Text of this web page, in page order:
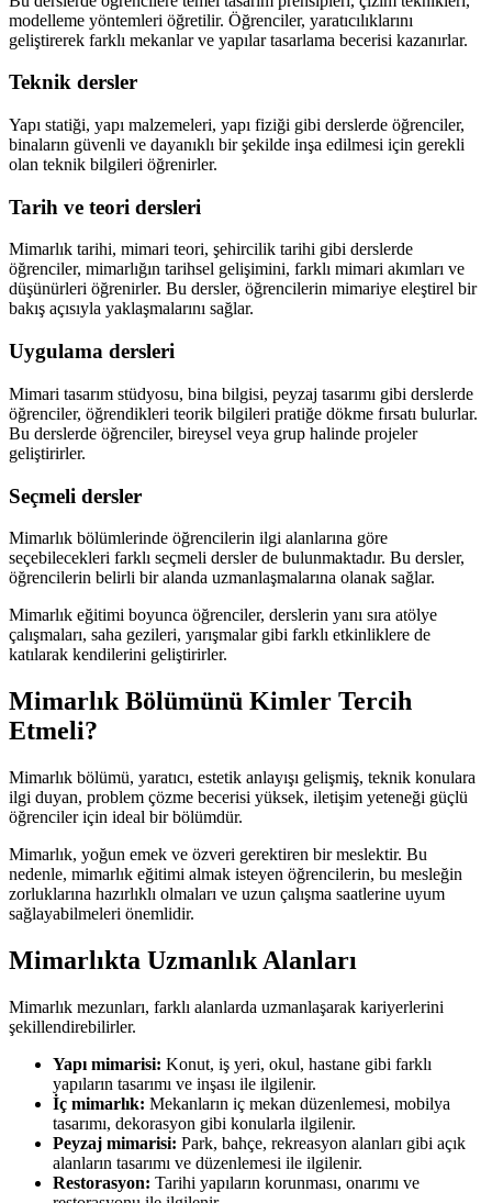
modelleme yöntemleri öğretilir. Öğrenciler, yaratıcılıklarını
geliştirerek farklı mekanlar ve yapılar tasarlama becerisi kazanırlar.
Teknik dersler
Yapı statiği, yapı malzemeleri, yapı fiziği gibi derslerde öğrenciler,
binaların güvenli ve dayanıklı bir şekilde inşa edilmesi için gerekli
olan teknik bilgileri öğrenirler.
Tarih ve teori dersleri
Mimarlık tarihi, mimari teori, şehircilik tarihi gibi derslerde
öğrenciler, mimarlığın tarihsel gelişimini, farklı mimari akımları ve
düşünürleri öğrenirler. Bu dersler, öğrencilerin mimariye eleştirel bir
bakış açısıyla yaklaşmalarını sağlar.
Uygulama dersleri
Mimari tasarım stüdyosu, bina bilgisi, peyzaj tasarımı gibi derslerde
öğrenciler, öğrendikleri teorik bilgileri pratiğe dökme fırsatı bulurlar.
Bu derslerde öğrenciler, bireysel veya grup halinde projeler
geliştirirler.
Seçmeli dersler
Mimarlık bölümlerinde öğrencilerin ilgi alanlarına göre
seçebilecekleri farklı seçmeli dersler de bulunmaktadır. Bu dersler,
öğrencilerin belirli bir alanda uzmanlaşmalarına olanak sağlar.
Mimarlık eğitimi boyunca öğrenciler, derslerin yanı sıra atölye
çalışmaları, saha gezileri, yarışmalar gibi farklı etkinliklere de
katılarak kendilerini geliştirirler.
Mimarlık Bölümünü Kimler Tercih
Etmeli?
Mimarlık bölümü, yaratıcı, estetik anlayışı gelişmiş, teknik konulara
ilgi duyan, problem çözme becerisi yüksek, iletişim yeteneği güçlü
öğrenciler için ideal bir bölümdür.
Mimarlık, yoğun emek ve özveri gerektiren bir meslektir. Bu
nedenle, mimarlık eğitimi almak isteyen öğrencilerin, bu mesleğin
zorluklarına hazırlıklı olmaları ve uzun çalışma saatlerine uyum
sağlayabilmeleri önemlidir.
Mimarlıkta Uzmanlık Alanları
Mimarlık mezunları, farklı alanlarda uzmanlaşarak kariyerlerini
şekillendirebilirler.
Yapı mimarisi: Konut, iş yeri, okul, hastane gibi farklı
yapıların tasarımı ve inşası ile ilgilenir.
İç mimarlık: Mekanların iç mekan düzenlemesi, mobilya
tasarımı, dekorasyon gibi konularla ilgilenir.
Peyzaj mimarisi: Park, bahçe, rekreasyon alanları gibi açık
alanların tasarımı ve düzenlemesi ile ilgilenir.
Restorasyon: Tarihi yapıların korunması, onarımı ve